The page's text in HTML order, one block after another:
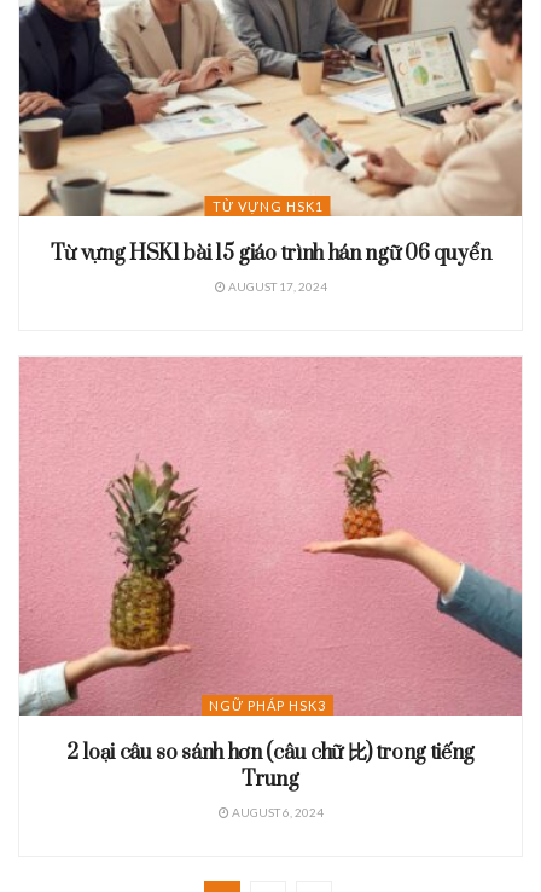
TỪ VỰNG HSK1
Từ vựng HSK1 bài 15 giáo trình hán ngữ 06 quyển
AUGUST 17, 2024
NGỮ PHÁP HSK3
2 loại câu so sánh hơn (câu chữ 比) trong tiếng
Trung
AUGUST 6, 2024